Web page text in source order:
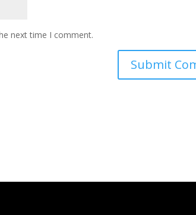
next time I comment.